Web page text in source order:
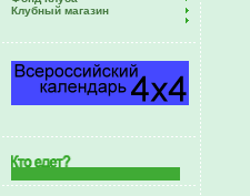
Клубный магазин